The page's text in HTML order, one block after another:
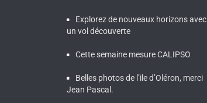
Explorez de nouveaux horizons avec
un vol découverte
Cette semaine mesure CALIPSO
Belles photos de l’ile d’Oléron, merci
Jean Pascal.